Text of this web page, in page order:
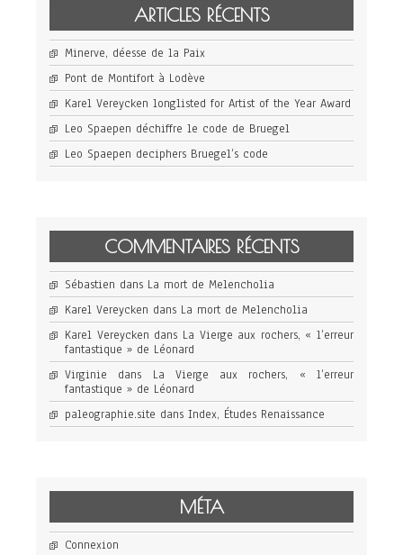
ARTICLES RÉCENTS
Minerve, déesse de la Paix
Pont de Montifort à Lodève
Karel Vereycken longlisted for Artist of the Year Award
Leo Spaepen déchiffre le code de Bruegel
Leo Spaepen deciphers Bruegel’s code
COMMENTAIRES RÉCENTS
Sébastien dans La mort de Melencholia
Karel Vereycken dans La mort de Melencholia
Karel Vereycken dans La Vierge aux rochers, « l’erreur
fantastique » de Léonard
Virginie dans La Vierge aux rochers, « l’erreur
fantastique » de Léonard
paleographie.site dans Index, Études Renaissance
MÉTA
Connexion